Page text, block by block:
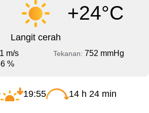
+24°C
Langit cerah
m/s Tekanan: 752 mmHg
%
19:55 14 h 24 min